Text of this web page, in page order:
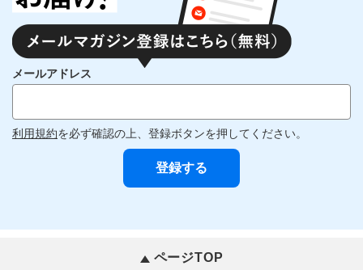
メールアドレス
利用規約を必ず確認の上、登録ボタンを押してください。
ページTOP